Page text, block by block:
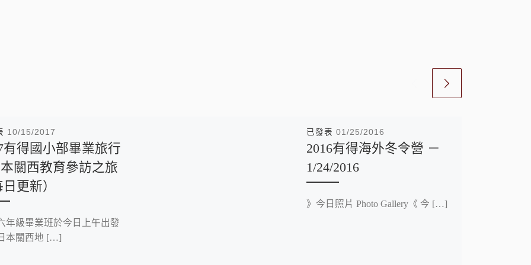
10/15/2017
有得國小部畢業旅行
關西教育參訪之旅
更新）
年級畢業班於今日上午出發
本關西地 […]
已發表01/25/2016
2016有得海外冬令營 －
1/24/2016
》今日照片 Photo Gallery《 今 […]